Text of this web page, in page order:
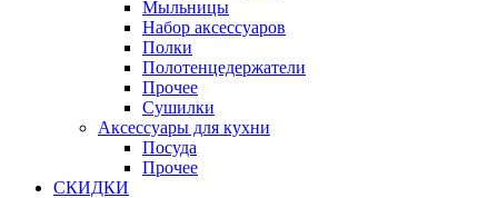
Мыльницы
Набор аксессуаров
Полки
Полотенцедержатели
Прочее
Сушилки
Аксессуары для кухни
Посуда
Прочее
СКИДКИ